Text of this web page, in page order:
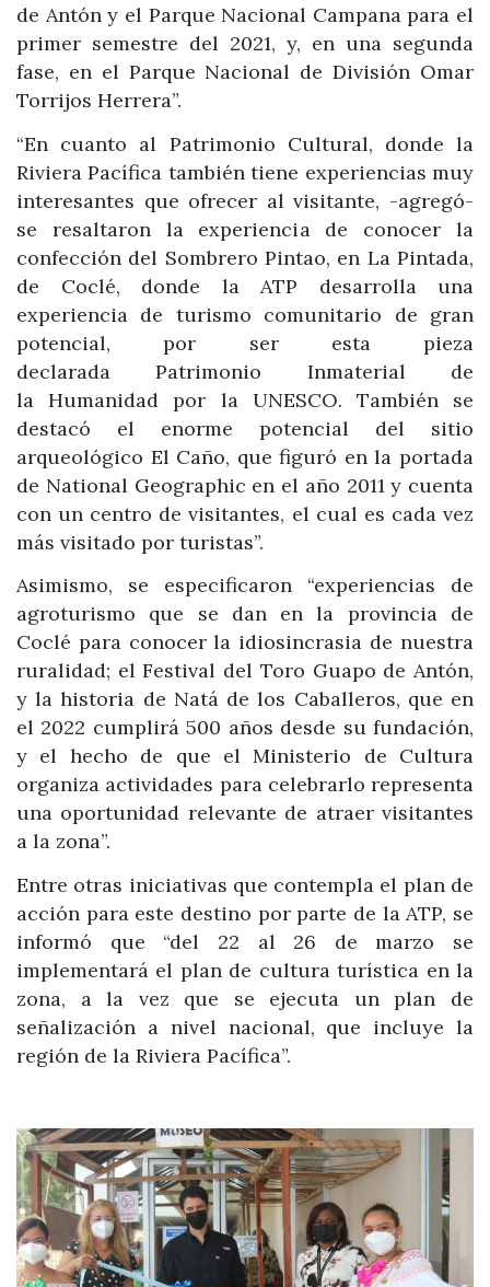
de Antón y el Parque Nacional Campana para el
primer semestre del 2021, y, en una segunda
fase, en el Parque Nacional de División Omar
Torrijos Herrera”.
“En cuanto al Patrimonio Cultural, donde la
Riviera Pacífica también tiene experiencias muy
interesantes que ofrecer al visitante, -agregó-
se resaltaron la experiencia de conocer la
confección del Sombrero Pintao, en La Pintada,
de Coclé, donde la ATP desarrolla una
experiencia de turismo comunitario de gran
potencial, por ser esta pieza
declarada Patrimonio Inmaterial de
la Humanidad por la UNESCO. También se
destacó el enorme potencial del sitio
arqueológico El Caño, que figuró en la portada
de National Geographic en el año 2011 y cuenta
con un centro de visitantes, el cual es cada vez
más visitado por turistas”.
Asimismo, se especificaron “experiencias de
agroturismo que se dan en la provincia de
Coclé para conocer la idiosincrasia de nuestra
ruralidad; el Festival del Toro Guapo de Antón,
y la historia de Natá de los Caballeros, que en
el 2022 cumplirá 500 años desde su fundación,
y el hecho de que el Ministerio de Cultura
organiza actividades para celebrarlo representa
una oportunidad relevante de atraer visitantes
a la zona”.
Entre otras iniciativas que contempla el plan de
acción para este destino por parte de la ATP, se
informó que “del 22 al 26 de marzo se
implementará el plan de cultura turística en la
zona, a la vez que se ejecuta un plan de
señalización a nivel nacional, que incluye la
región de la Riviera Pacífica”.